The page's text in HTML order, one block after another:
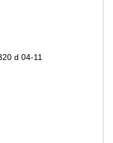
d 04-11